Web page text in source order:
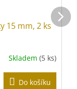
15 mm, 2 ks
Skladem (5 ks)
Do košíku